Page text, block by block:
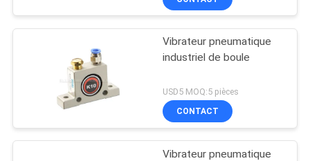
Vibrateur pneumatique
industriel de boule
USD5 MOQ:5 pièces
CONTACT
Vibrateur pneumatique